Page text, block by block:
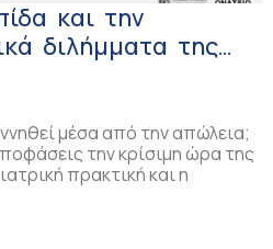
και την
διλήμματα της
των
πέμπτο
του
μέσα από την απώλεια;
την κρίσιμη ώρα της
πρακτική και η